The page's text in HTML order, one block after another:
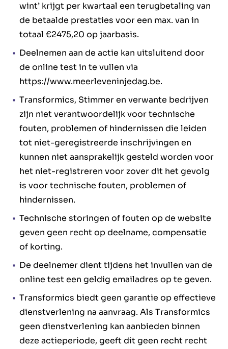
wint’ krijgt per kwartaal een terugbetaling van
de betaalde prestaties voor een max. van in
totaal €2475,20 op jaarbasis.
Deelnemen aan de actie kan uitsluitend door
de online test in te vullen via
https://www.meerleveninjedag.be.
Transformics, Stimmer en verwante bedrijven
zijn niet verantwoordelijk voor technische
fouten, problemen of hindernissen die leiden
tot niet-geregistreerde inschrijvingen en
kunnen niet aansprakelijk gesteld worden voor
het niet-registreren voor zover dit het gevolg
is voor technische fouten, problemen of
hindernissen.
Technische storingen of fouten op de website
geven geen recht op deelname, compensatie
of korting.
De deelnemer dient tijdens het invullen van de
online test een geldig emailadres op te geven.
Transformics biedt geen garantie op effectieve
dienstverlening na aanvraag. Als Transformics
geen dienstverlening kan aanbieden binnen
deze actieperiode, geeft dit geen recht recht